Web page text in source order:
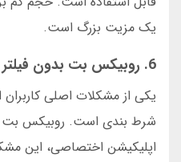
یک مزیت بزرگ است.
6. روبیکس بت بدون فیلتر
یکی از مشکلات اصلی
شرط بندی است. روبیکس بت
اپلیکیشن اختصاصی، این